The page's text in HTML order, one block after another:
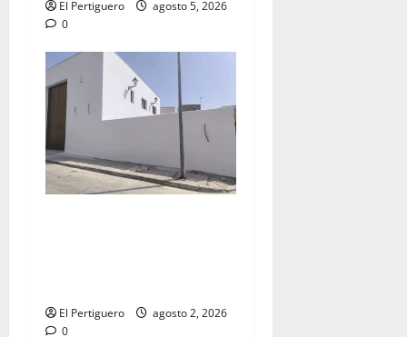
El Pertiguero
agosto 5, 2026
0
El Pertiguero
agosto 2, 2026
0